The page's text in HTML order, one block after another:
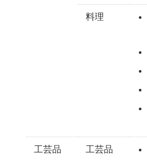
料理
工芸品 工芸品